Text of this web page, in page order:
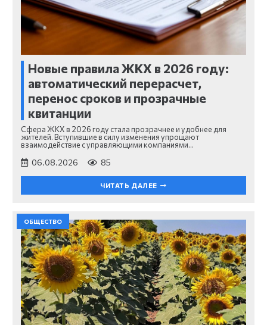
Новые правила ЖКХ в 2026 году:
автоматический перерасчет,
перенос сроков и прозрачные
квитанции
Сфера ЖКХ в 2026 году стала прозрачнее и удобнее для
жителей. Вступившие в силу изменения упрощают
взаимодействие с управляющими компаниями…
06.08.2026 85
ЧИТАТЬ ДАЛЕЕ
ОБЩЕСТВО